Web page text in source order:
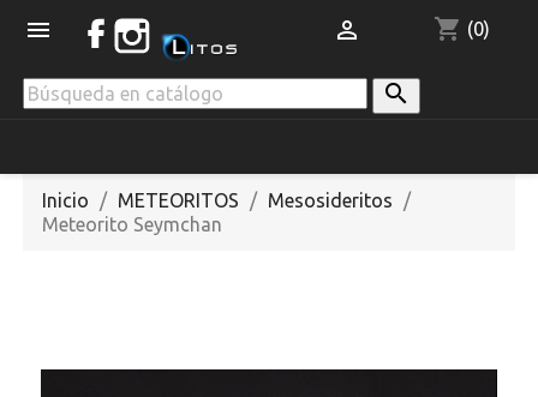
 shopping_cart (0)


Inicio METEORITOS
Mesosideritos
Meteorito Seymchan